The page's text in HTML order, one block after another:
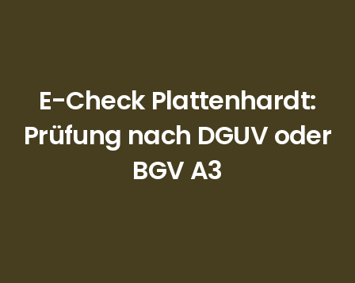
E-Check Plattenhardt:
Prüfung nach DGUV oder
BGV A3